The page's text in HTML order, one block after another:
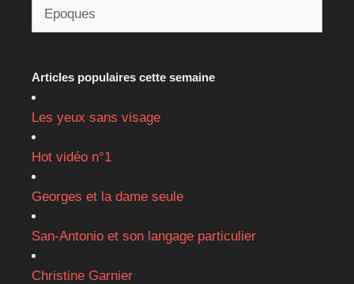
Articles populaires cette semaine
Les yeux sans visage
Hot vidéo n°1
Georges et la dame seule
San-Antonio et son langage particulier
Christine Garnier